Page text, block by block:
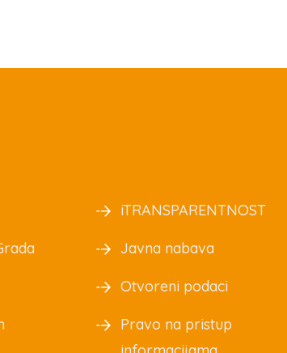
iTRANSPARENTNOST
Javna nabava
Otvoreni podaci
Pravo na pristup